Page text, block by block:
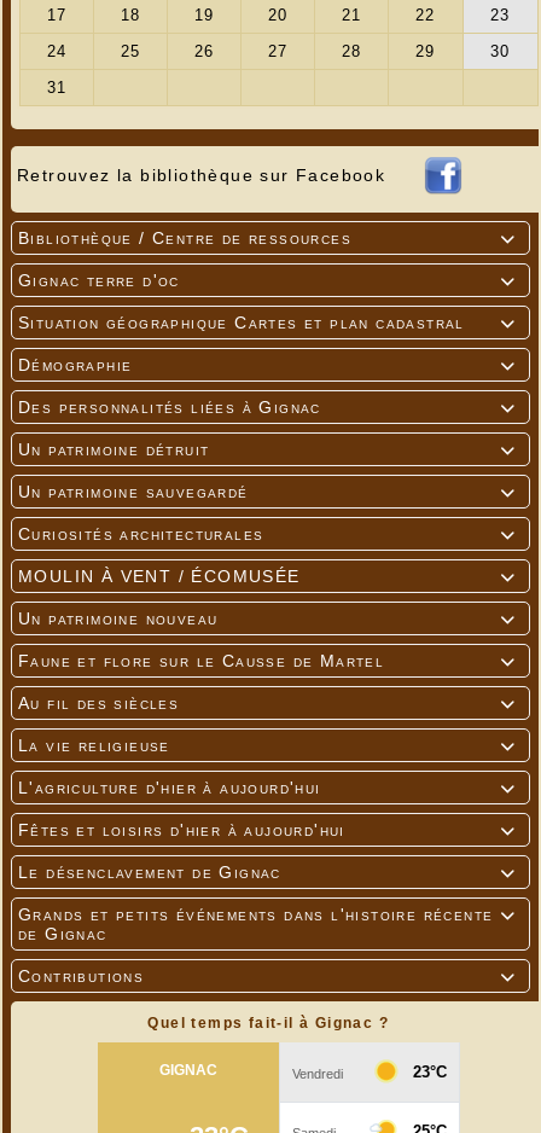
Retrouvez la bibliothèque sur Facebook

Bibliothèque / Centre de ressources

Gignac terre d'oc

Situation géographique Cartes et plan cadastral

Démographie

Des personnalités liées à Gignac

Un patrimoine détruit

Un patrimoine sauvegardé

Curiosités architecturales

MOULIN À VENT / ÉCOMUSÉE

Un patrimoine nouveau

Faune et flore sur le Causse de Martel

Au fil des siècles

La vie religieuse

L'agriculture d'hier à aujourd'hui

Fêtes et loisirs d'hier à aujourd'hui

Le désenclavement de Gignac

Grands et petits événements dans l'histoire récente
de Gignac

Contributions
Quel temps fait-il à Gignac ?